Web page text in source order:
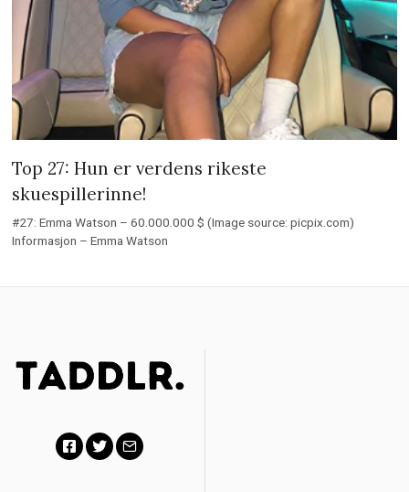
Top 27: Hun er verdens rikeste
skuespillerinne!
#27: Emma Watson – 60.000.000 $ (Image source: picpix.com)
Informasjon – Emma Watson